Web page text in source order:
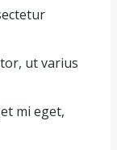
ut varius
mi eget,